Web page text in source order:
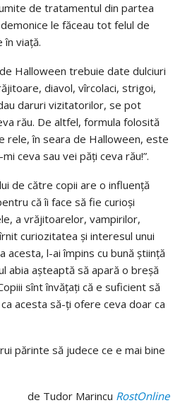
de tratamentul din partea
le făceau tot felul de
în viață.
Halloween trebuie date dulciuri
diavol, vîrcolaci, strigoi,
daruri vizitatorilor, se pot
rău. De altfel, formula folosită
rele, în seara de Halloween, este
ceva sau vei păți ceva rău!”.
de către copii are o influență
că îi face să fie curioși
a vrăjitoarelor, vampirilor,
curiozitatea și interesul unui
acesta, l-ai împins cu bună știință
abia așteaptă să apară o breșă
sînt învățați că e suficient să
acesta să-ți ofere ceva doar ca
părinte să judece ce e mai bine
de Tudor Marincu RostOnline